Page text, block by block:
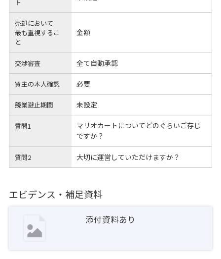
ト
売却において
最も重視するこ
と
金額
交渉審査 全て自動承認
買主の本人確認 必要
競業避止期間 未設定
質問1
マリオカートについてどのぐらいご存じ
ですか？
質問2 大切に運営していただけますか？
エビデンス・補足資料
添付資料あり